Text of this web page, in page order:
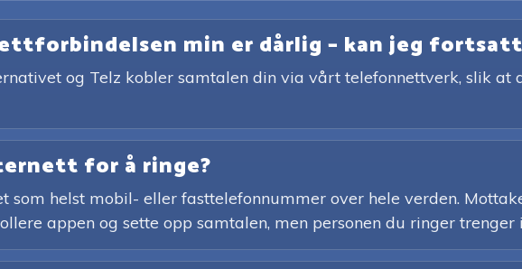
min er dårlig – kan jeg
og Telz kobler samtalen din via vårt telefonnettverk, slik at
for å ringe?
som helst mobil- eller fasttelefonnummer over hele verden.
appen og sette opp samtalen, men personen du ringer trenger